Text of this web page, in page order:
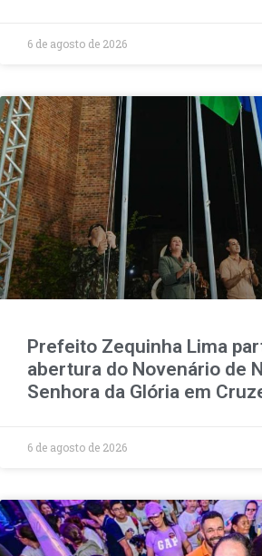
6 de agosto de 2026
Prefeito Zequinha Lima
abertura do Novenário de
Senhora da Glória em
6 de agosto de 2026